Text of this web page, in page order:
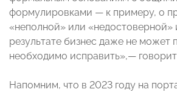
формулировками — к примеру, о
«неполной» или
результате бизнес даже не может
необходимо исправить»,—
Напомним, что в 2023 году на